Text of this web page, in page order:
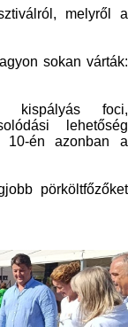
melyről a
sokan várták:
kispályás foci,
lehetőség
10-én azonban a
pörköltfőzőket